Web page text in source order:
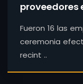
proveedores
Fueron 16 las
ceremonia
recint ..